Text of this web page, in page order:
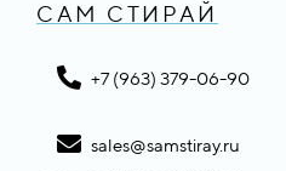
САМ СТИРАЙ
+7 (963) 379-06-90
sales@samstiray.ru